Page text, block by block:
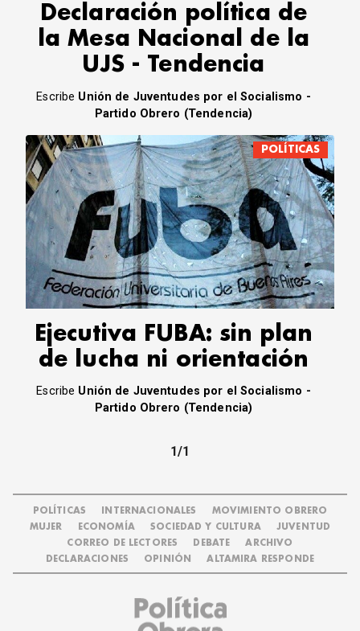
OPINIÓN
ALTAMIRA RESPONDE
Política Obrera Revista
CONTACTO
Declaración política de
la Mesa Nacional de la
UJS - Tendencia
Escribe Unión de Juventudes por el Socialismo -
Partido Obrero (Tendencia)
POLÍTICAS
Ejecutiva FUBA: sin plan
de lucha ni orientación
Escribe Unión de Juventudes por el Socialismo -
Partido Obrero (Tendencia)
1/1
POLÍTICAS INTERNACIONALES
MOVIMIENTO OBRERO
MUJER
ECONOMÍA SOCIEDAD Y CULTURA
JUVENTUD
CORREO DE LECTORES
DEBATE
ARCHIVO
DECLARACIONES
OPINIÓN ALTAMIRA RESPONDE